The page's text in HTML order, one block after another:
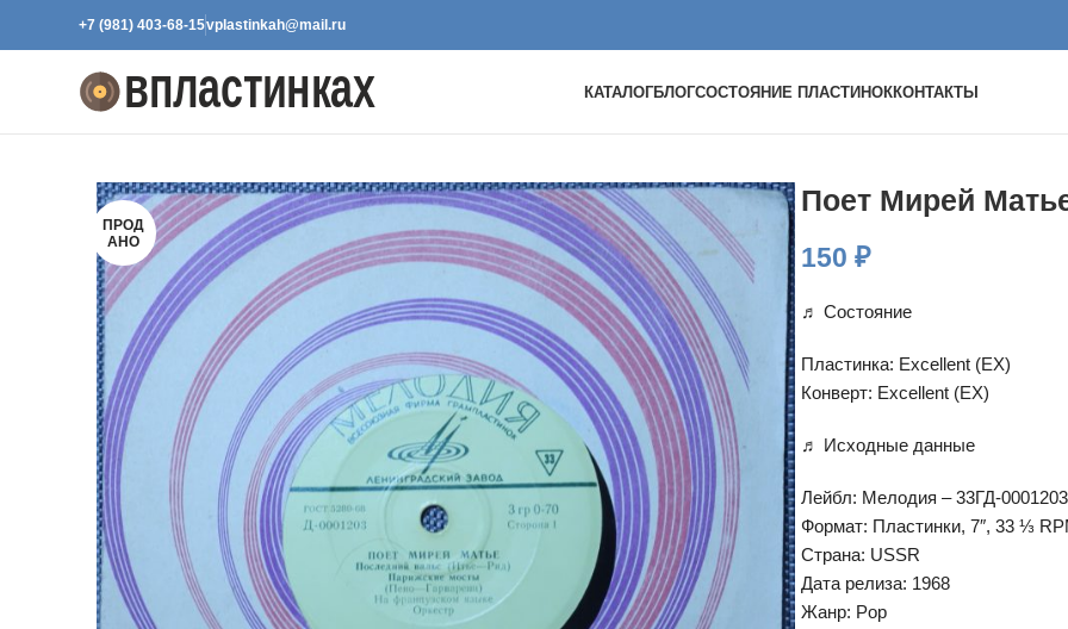
+7 (981) 403-68-15vplastinkah@mail.ru
КАТАЛОГБЛОГСОСТОЯНИЕ ПЛАСТИНОККОНТАКТЫ
ПРОД
АНО
Поет Мирей
150 ₽
♬ Состояние
Пластинка: Excellent (EX)
Конверт: Excellent (EX)
♬ Исходные данные
Лейбл: Мелодия – 33ГД-
Формат: Пластинки, 7″, 33 ⅓
Страна: USSR
Дата релиза: 1968
Жанр: Pop